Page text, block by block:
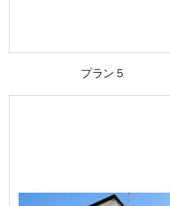
プラン５